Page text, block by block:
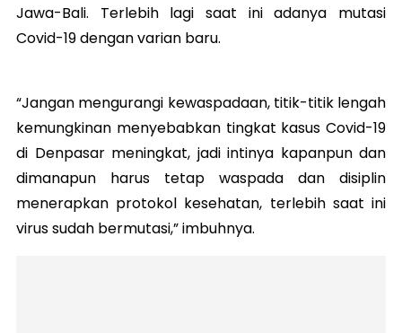
Jawa-Bali. Terlebih lagi saat ini adanya mutasi
Covid-19 dengan varian baru.
“Jangan mengurangi kewaspadaan, titik-titik lengah
kemungkinan menyebabkan tingkat kasus Covid-19
di Denpasar meningkat, jadi intinya kapanpun dan
dimanapun harus tetap waspada dan disiplin
menerapkan protokol kesehatan, terlebih saat ini
virus sudah bermutasi,” imbuhnya.